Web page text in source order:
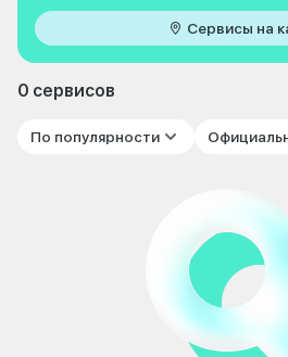
Сервисы на
0 сервисов
По популярности